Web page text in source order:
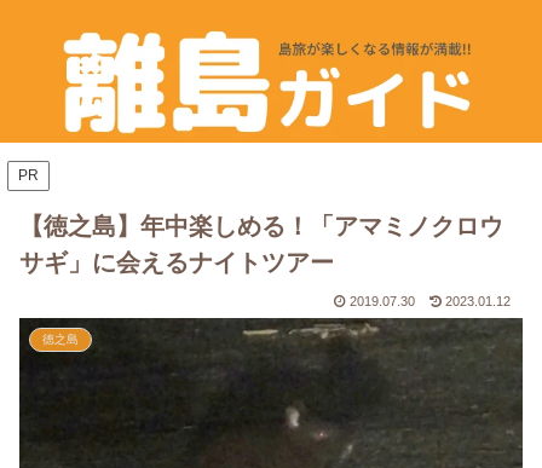
PR
【徳之島】年中楽しめる！「アマミノクロウ
サギ」に会えるナイトツアー
2019.07.30 2023.01.12
徳之島